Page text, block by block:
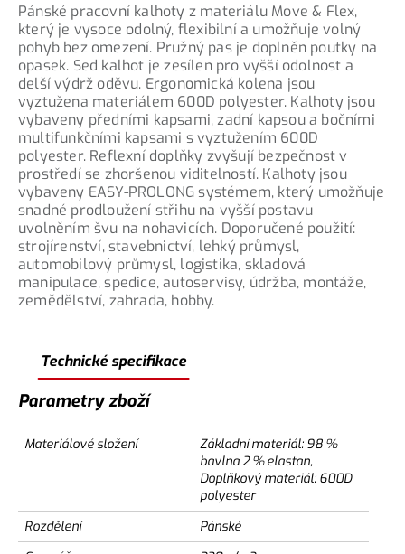
Pánské pracovní kalhoty z materiálu Move & Flex,
který je vysoce odolný, flexibilní a umožňuje volný
pohyb bez omezení. Pružný pas je doplněn poutky na
opasek. Sed kalhot je zesílen pro vyšší odolnost a
delší výdrž oděvu. Ergonomická kolena jsou
vyztužena materiálem 600D polyester. Kalhoty jsou
vybaveny předními kapsami, zadní kapsou a bočními
multifunkčními kapsami s vyztužením 600D
polyester. Reflexní doplňky zvyšují bezpečnost v
prostředí se zhoršenou viditelností. Kalhoty jsou
vybaveny EASY-PROLONG systémem, který umožňuje
snadné prodloužení střihu na vyšší postavu
uvolněním švu na nohavicích. Doporučené použití:
strojírenství, stavebnictví, lehký průmysl,
automobilový průmysl, logistika, skladová
manipulace, spedice, autoservisy, údržba, montáže,
zemědělství, zahrada, hobby.
Technické specifikace
Parametry zboží
Materiálové složení
Základní materiál: 98 %
bavlna 2 % elastan,
Doplňkový materiál: 600D
polyester
Rozdělení
Pánské